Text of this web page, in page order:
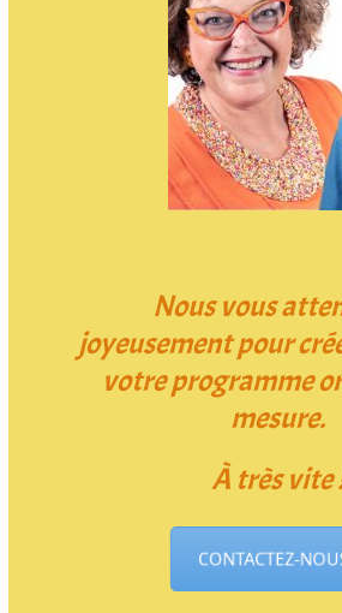
Nous vous
joyeusement pour
votre programme
mesure.
À très vite
CONTACTEZ-